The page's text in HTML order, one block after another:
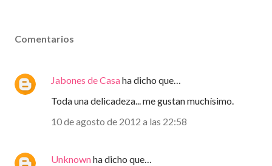
Comentarios
Jabones de Casaha dicho que…
Toda una delicadeza... me gustan muchísimo.
10 de agosto de 2012 a las 22:58
Unknownha dicho que…